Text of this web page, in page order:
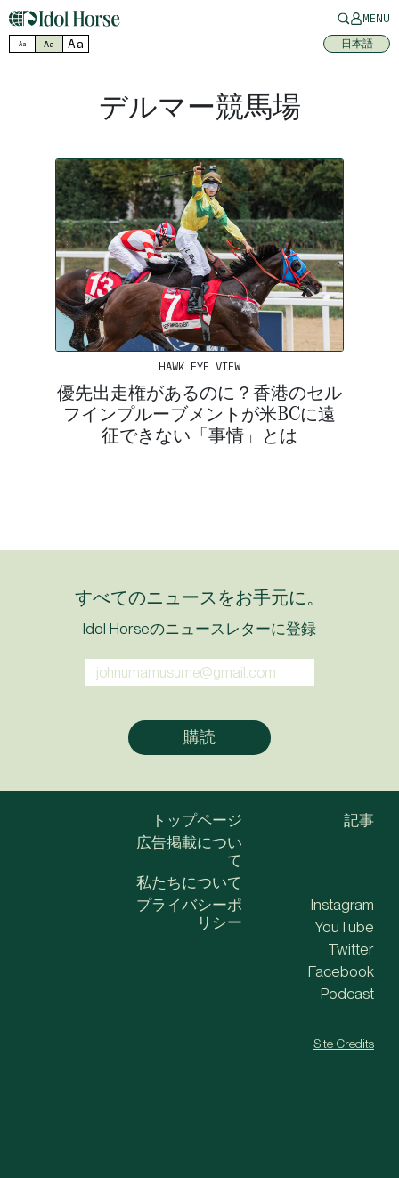
MENU
Aa Aa Aa 日本語
デルマー競馬場
HAWK EYE VIEW
優先出走権があるのに？香港のセル
フインプルーブメントが米BCに遠
征できない「事情」とは
すべてのニュースをお手元に。
Idol Horseのニュースレターに登録
トップページ
広告掲載につい
て
私たちについて
記事
プライバシーポ
リシー
Instagram
YouTube
Twitter
Facebook
Podcast
Site Credits